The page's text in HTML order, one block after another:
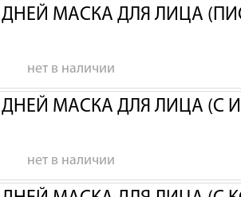
ДНЕЙ МАСКА ДЛЯ ЛИЦА
нет в наличии
ДНЕЙ МАСКА ДЛЯ ЛИЦА (С
нет в наличии